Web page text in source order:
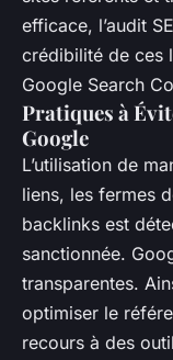
efficace, l’audit
crédibilité de ces
Google Search
Pratiques à
Google
L’utilisation de
liens, les fermes
backlinks est
sanctionnée.
transparentes.
optimiser le
recours à des